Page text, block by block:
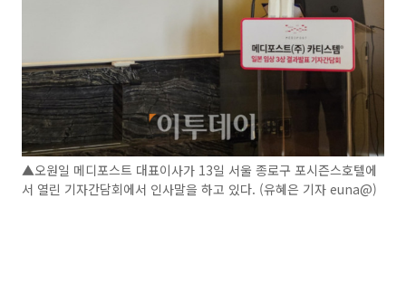
▲오원일 메디포스트 대표이사가 13일 서울 종로구 포시즌스호텔에
서 열린 기자간담회에서 인사말을 하고 있다. (유혜은 기자 euna@)